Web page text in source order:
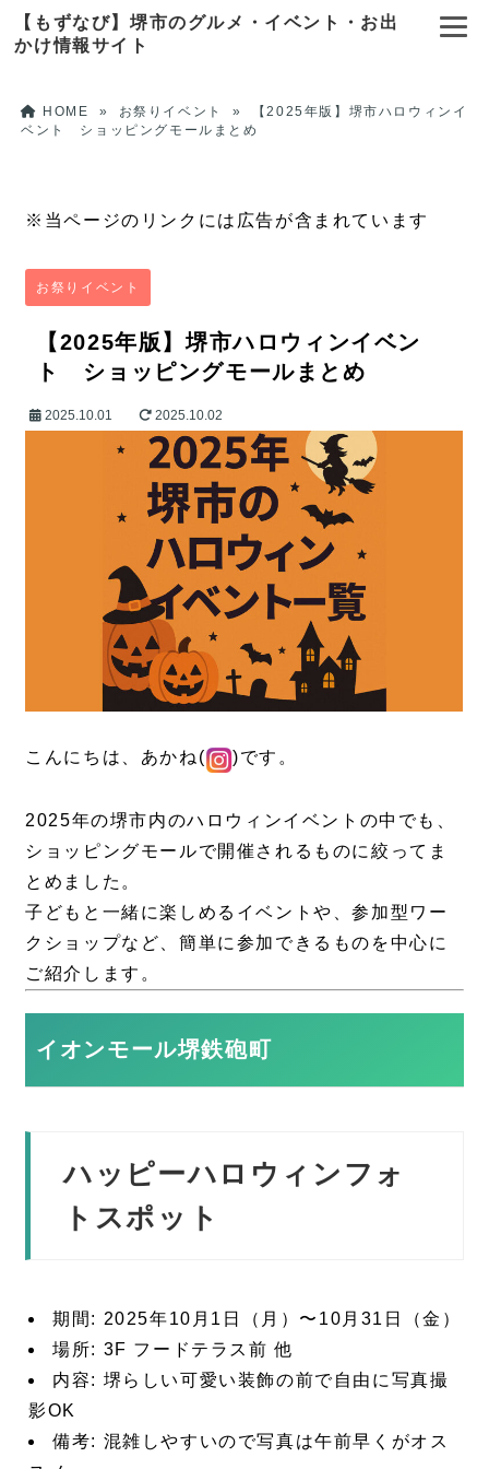
【もずなび】堺市のグルメ・イベント・お出
かけ情報サイト
HOME » お祭りイベント »
【2025年版】堺市ハロウィンイ
ベント ショッピングモールまとめ
※当ページのリンクには広告が含まれています
お祭りイベント
【2025年版】堺市ハロウィンイベン
ト ショッピングモールまとめ
2025.10.01 2025.10.02
こんにちは、あかね( )です。
2025年の堺市内のハロウィンイベントの中でも、
ショッピングモールで開催されるものに絞ってま
とめました。
子どもと一緒に楽しめるイベントや、参加型ワー
クショップなど、簡単に参加できるものを中心に
ご紹介します。
イオンモール堺鉄砲町
ハッピーハロウィンフォ
トスポット
期間: 2025年10月1日（月）〜10月31日（金）
場所: 3F フードテラス前 他
内容: 堺らしい可愛い装飾の前で自由に写真撮
影OK
備考: 混雑しやすいので写真は午前早くがオス